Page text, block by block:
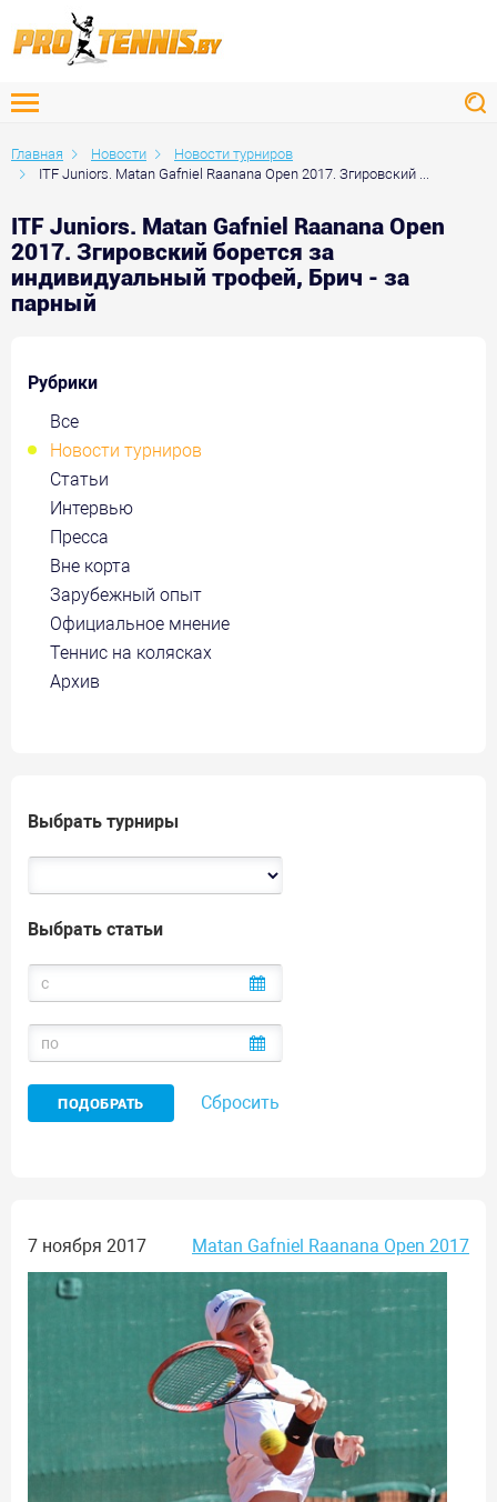
Главная Новости
Новости турниров
ITF Juniors. Matan Gafniel Raanana Open 2017. Згировский ...
ITF Juniors. Matan Gafniel Raanana Open
2017. Згировский борется за
индивидуальный трофей, Брич - за
парный
Рубрики
Все
Новости турниров
Статьи
Интервью
Пресса
Вне корта
Зарубежный опыт
Официальное мнение
Теннис на колясках
Архив
Выбрать турниры
Выбрать статьи
Сбросить
7 ноября 2017 Matan Gafniel Raanana Open 2017